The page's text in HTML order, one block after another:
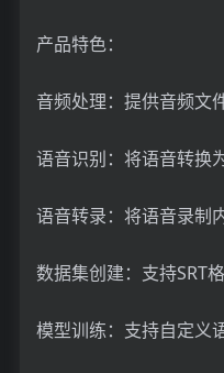
产品特色：
音频处理：提供音频文
语音识别：将语音转换
语音转录：将语音录制
数据集创建：支持SRT
模型训练：支持自定义